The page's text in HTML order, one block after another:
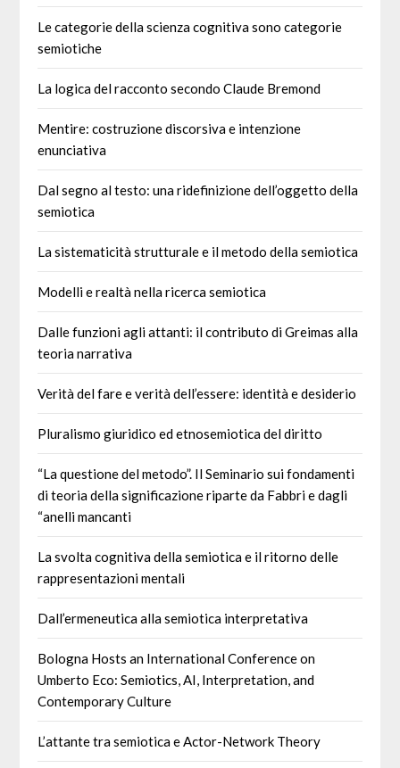
Le categorie della scienza cognitiva sono categorie
semiotiche
La logica del racconto secondo Claude Bremond
Mentire: costruzione discorsiva e intenzione
enunciativa
Dal segno al testo: una ridefinizione dell’oggetto della
semiotica
La sistematicità strutturale e il metodo della semiotica
Modelli e realtà nella ricerca semiotica
Dalle funzioni agli attanti: il contributo di Greimas alla
teoria narrativa
Verità del fare e verità dell’essere: identità e desiderio
Pluralismo giuridico ed etnosemiotica del diritto
“La questione del metodo”. Il Seminario sui fondamenti
di teoria della significazione riparte da Fabbri e dagli
“anelli mancanti
La svolta cognitiva della semiotica e il ritorno delle
rappresentazioni mentali
Dall’ermeneutica alla semiotica interpretativa
Bologna Hosts an International Conference on
Umberto Eco: Semiotics, AI, Interpretation, and
Contemporary Culture
L’attante tra semiotica e Actor-Network Theory